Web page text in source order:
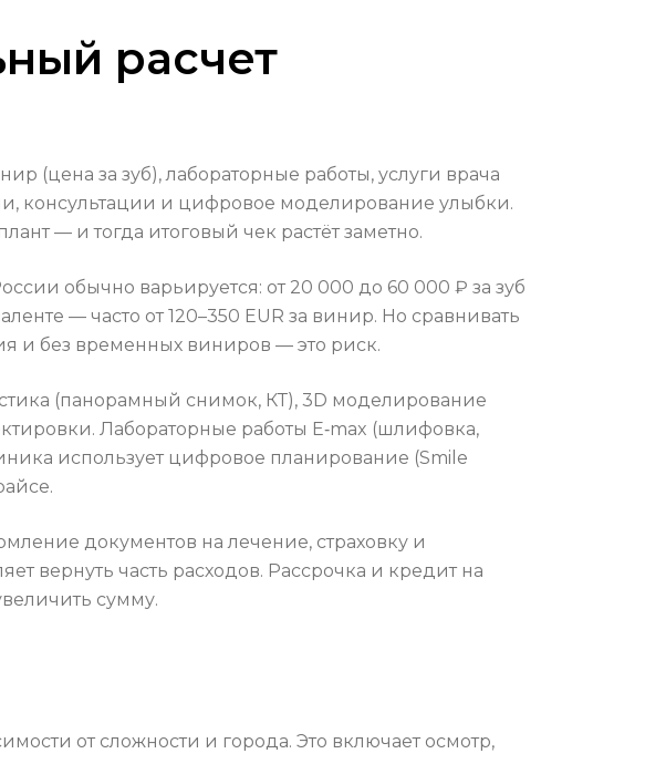
расчет
(цена за зуб), лабораторные работы, услуги врача
консультации и цифровое моделирование улыбки.
— и тогда итоговый чек растёт заметно.
обычно варьируется: от 20 000 до 60 000 ₽ за зуб
— часто от 120–350 EUR за винир. Но сравнивать
и без временных виниров — это риск.
(панорамный снимок, КТ), 3D моделирование
Лабораторные работы E‑max (шлифовка,
использует цифровое планирование (Smile
документов на лечение, страховку и
вернуть часть расходов. Рассрочка и кредит на
сумму.
от сложности и города. Это включает осмотр,